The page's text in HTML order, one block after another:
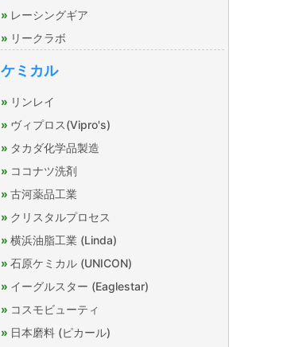
レーシングギア
リークラボ
ケミカル
リンレイ
ヴィプロス(Vipro's)
タカダ化学品製造
ココナツ洗剤
古河薬品工業
クリスタルプロセス
横浜油脂工業 (Linda)
石原ケミカル (UNICON)
イーグルスター (Eaglestar)
コスモビューティ
日本磨料 (ピカール)